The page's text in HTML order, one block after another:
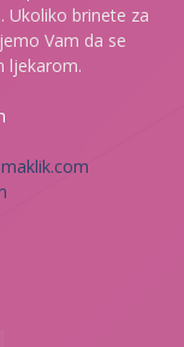
Ukoliko brinete za
Vam da se
ljekarom.